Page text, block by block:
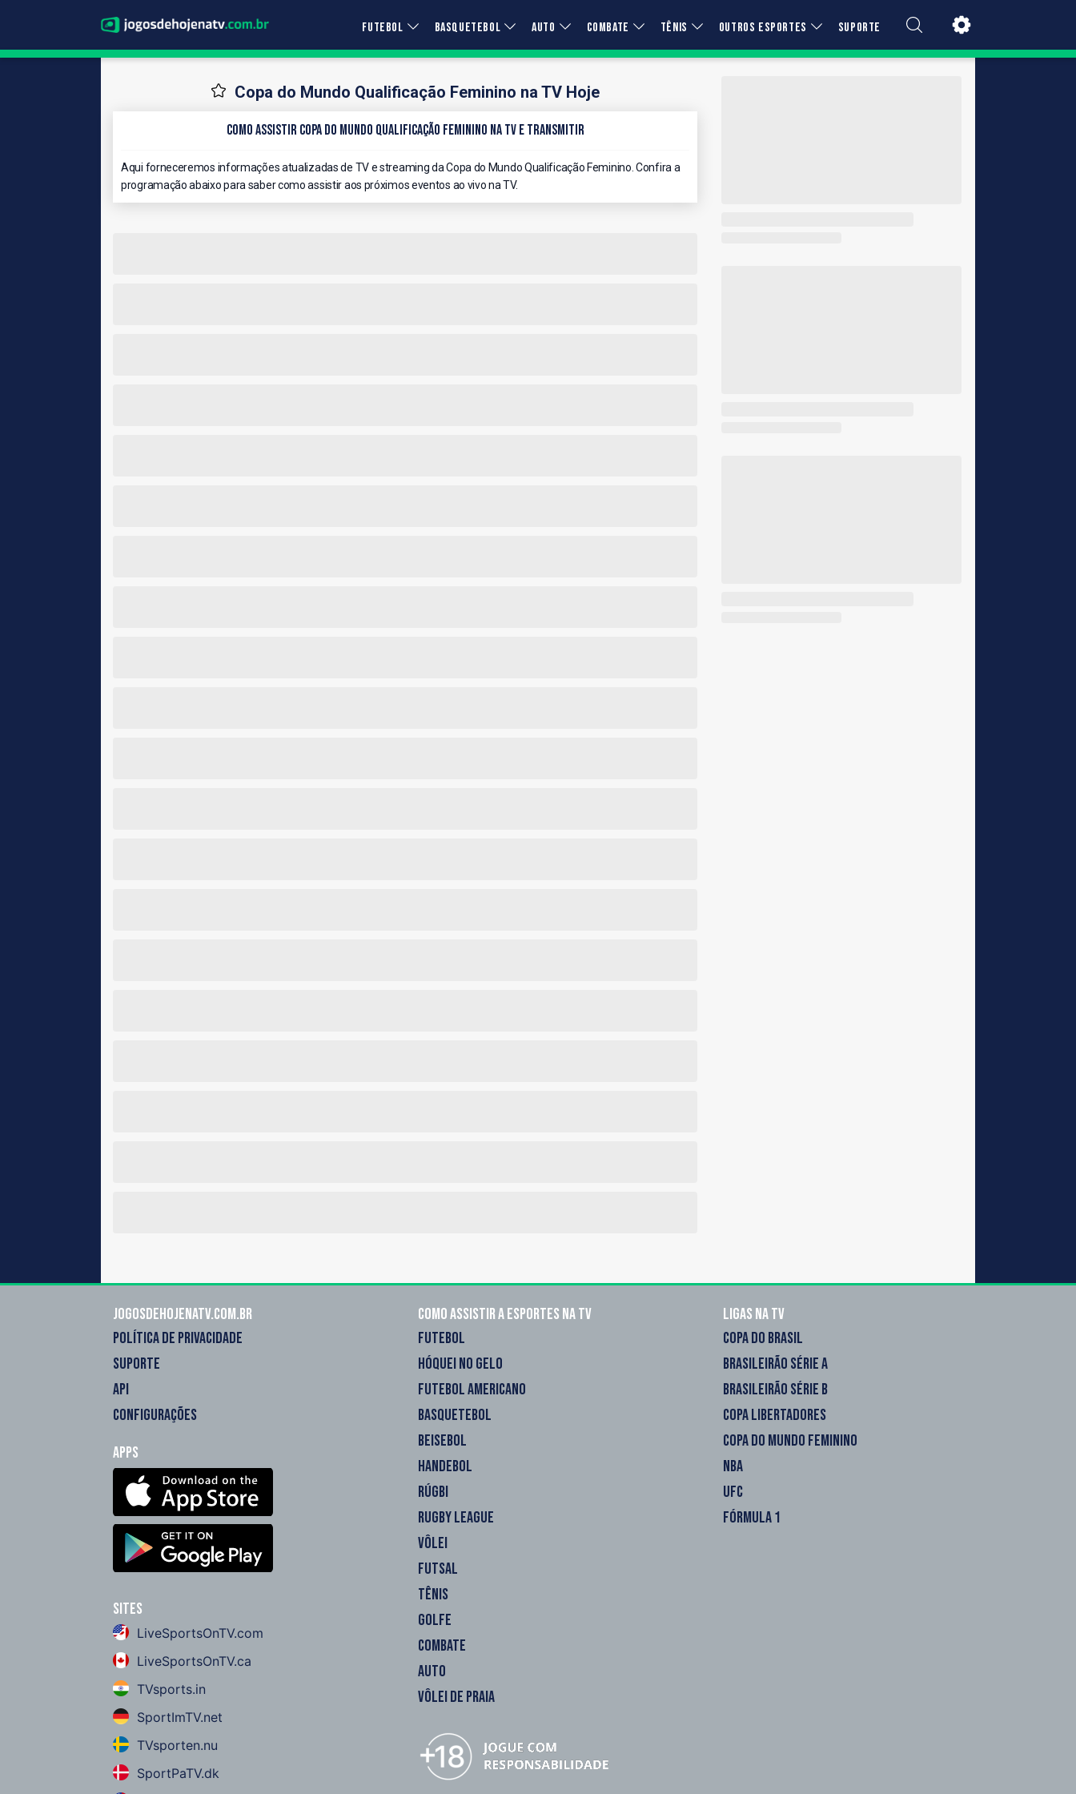
FUTEBOL BASQUETEBOL AUTO COMBATE TÊNIS OUTROS ESPORTES SUPORTE
Copa do Mundo Qualificação Feminino na TV Hoje
Como Assistir Copa do Mundo Qualificação Feminino na TV e Transmitir
Aqui forneceremos informações atualizadas de TV e streaming da Copa do Mundo Qualificação Feminino. Confira a
programação abaixo para saber como assistir aos próximos eventos ao vivo na TV.
Jogosdehojenatv.com.br
POLÍTICA DE PRIVACIDADE
SUPORTE
API
CONFIGURAÇÕES
Apps
Sites
LiveSportsOnTV.com
LiveSportsOnTV.ca
TVsports.in
SportImTV.net
TVsporten.nu
SportPaTV.dk
Como assistir a esportes na TV
FUTEBOL
HÓQUEI NO GELO
FUTEBOL AMERICANO
BASQUETEBOL
BEISEBOL
HANDEBOL
RÚGBI
RUGBY LEAGUE
VÔLEI
FUTSAL
TÊNIS
GOLFE
COMBATE
AUTO
VÔLEI DE PRAIA
Ligas na TV
COPA DO BRASIL
BRASILEIRÃO SÉRIE A
BRASILEIRÃO SÉRIE B
COPA LIBERTADORES
COPA DO MUNDO FEMININO
NBA
UFC
FÓRMULA 1